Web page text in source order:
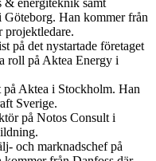
Göteborg. Han kommer från
projektledare.
på det nystartade företaget
roll på Aktea Energy i
Aktea i Stockholm. Han
Sverige.
på Notos Consult i
och marknadschef på